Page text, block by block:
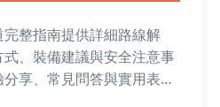
整指南提供詳細路線解
、裝備建議與安全注意事
享、常見問答與實用表